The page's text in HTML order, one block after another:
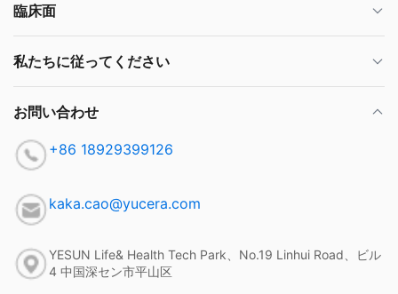
臨床面
私たちに従ってください
お問い合わせ
+86 18929399126
kaka.cao@yucera.com
YESUN Life& Health Tech Park、No.19 Linhui Road、ビル
4 中国深セン市平山区